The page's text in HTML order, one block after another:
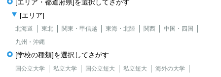
[エリア・都道府県]を選択してさがす
[エリア]
北海道 東北 関東・甲信越 東海・北陸 関西
中国・四国
九州・沖縄
[学校の種類]を選択してさがす
国公立大学 私立大学 国公立短大 私立短大
海外の大学